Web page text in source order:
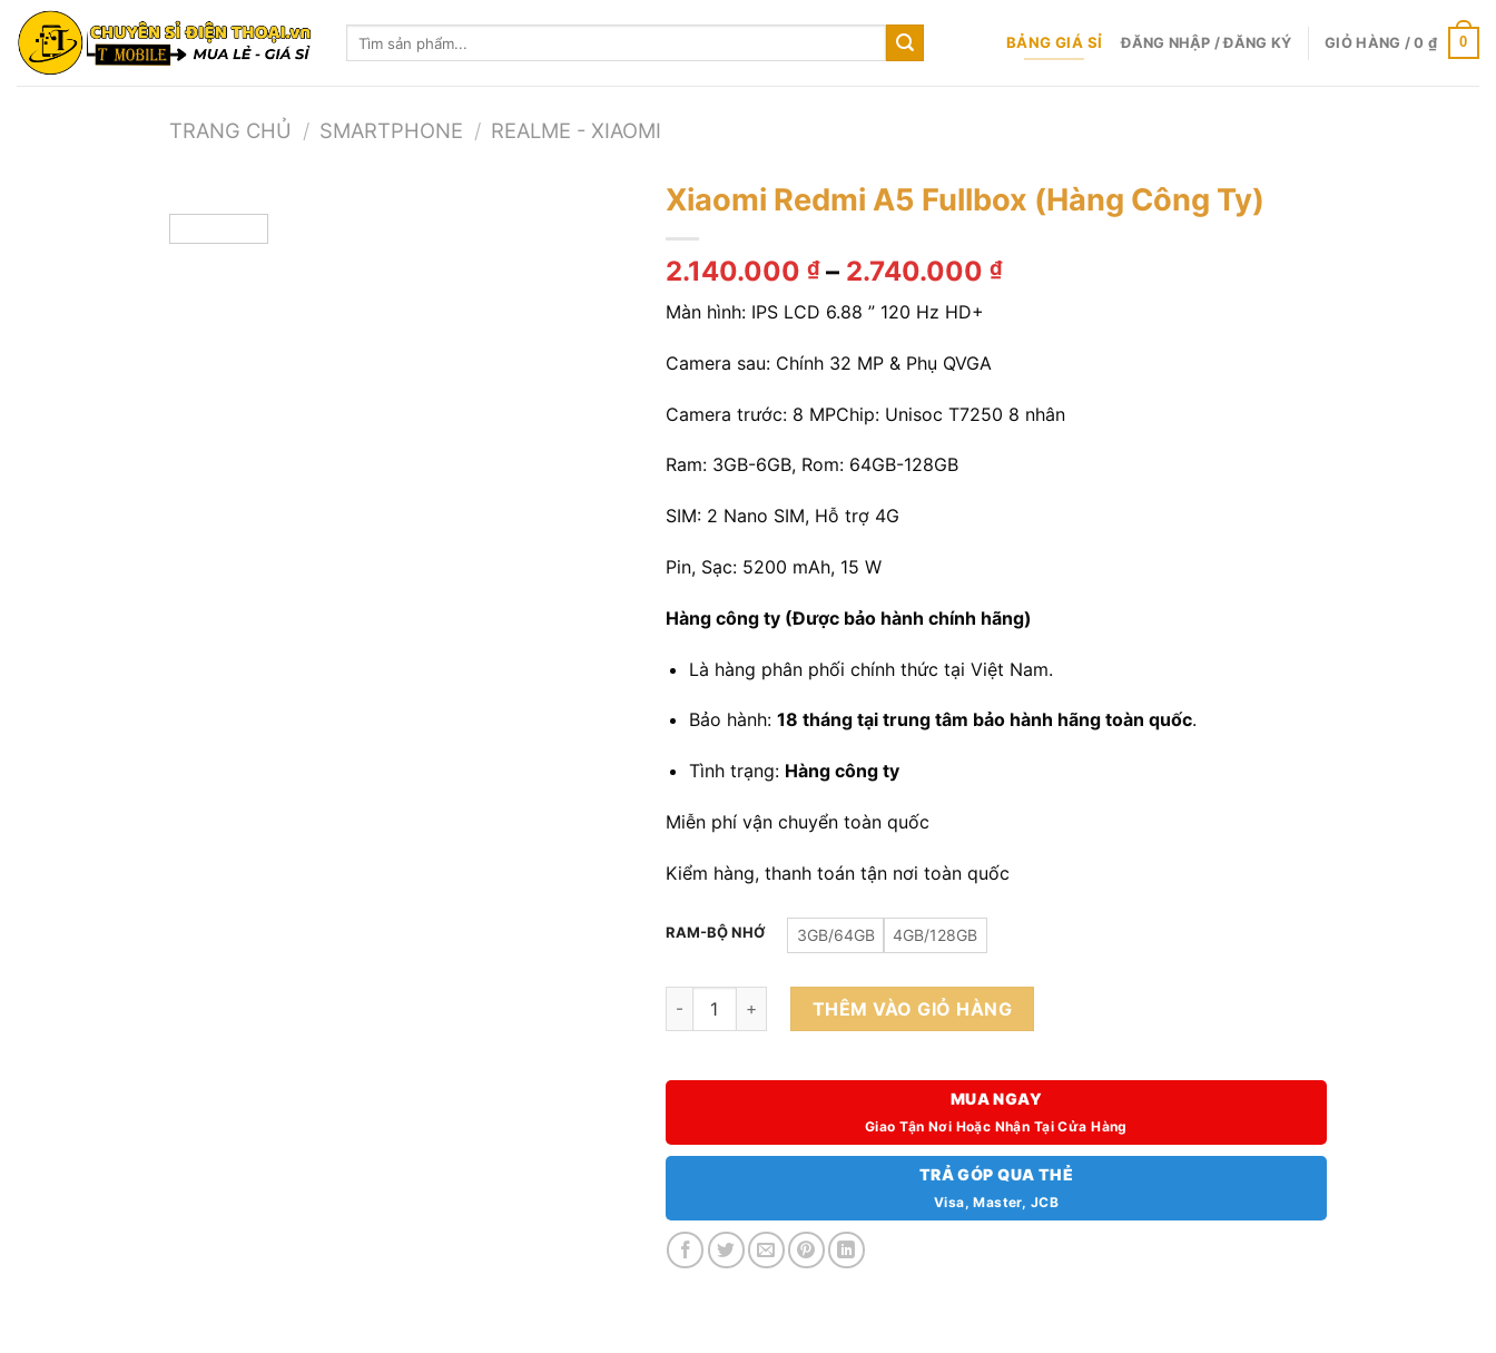
Skip
content
Tìm
BẢNG GIÁ SỈ ĐĂNG NHẬP / ĐĂNG KÝ GIỎ HÀNG /0 ₫ 0
TRANG CHỦ / SMARTPHONE / REALME - XIAOMI
Xiaomi Redmi A5 Fullbox (Hàng Công Ty)
2.140.000 ₫ – 2.740.000 ₫Khoảng
2.740.000 ₫
Màn hình: IPS LCD 6.88 ” 120 Hz HD+
Camera sau: Chính 32 MP & Phụ QVGA
Camera trước: 8 MPChip: Unisoc T7250 8 nhân
Ram: 3GB-6GB, Rom: 64GB-128GB
SIM: 2 Nano SIM, Hỗ trợ 4G
Pin, Sạc: 5200 mAh, 15 W
Hàng công ty (Được bảo hành chính hãng)
Là hàng phân phối chính thức tại Việt Nam.
Bảo hành: 18 tháng tại trung tâm bảo hành hãng toàn quốc.
Tình trạng: Hàng công ty
Miễn phí vận chuyển toàn quốc
Kiểm hàng, thanh toán tận nơi toàn quốc
RAM-BỘ NHỚ 3GB/64GB 4GB/128GB
Xiaomi Redmi A5 Fullbox (Hàng Công Ty) số lượng
THÊM VÀO GIỎ HÀNG
MUA NGAY
Giao Tận Nơi Hoặc Nhận Tại Cửa Hàng
TRẢ GÓP QUA THẺ
Visa, Master, JCB